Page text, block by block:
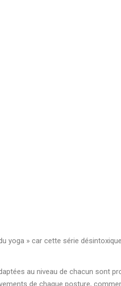
yoga » car cette série
au niveau de chacun sont
de chaque posture,